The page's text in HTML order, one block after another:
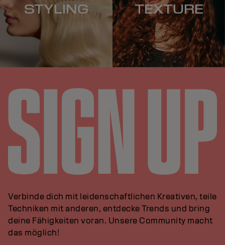
STYLING TEXTURE
Verbinde dich mit leidenschaftlichen Kreativen, teile
Techniken mit anderen, entdecke Trends und bring
deine Fähigkeiten voran. Unsere Community macht
das möglich!